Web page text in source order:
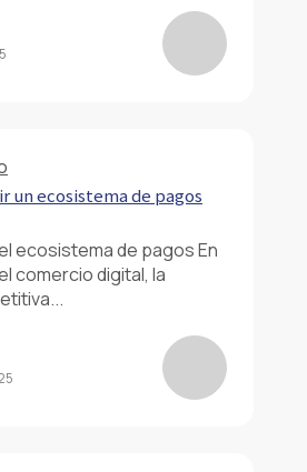
un ecosistema de pagos
ecosistema de pagos En
comercio digital, la